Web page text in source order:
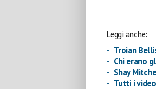
Leggi anche:
Troian
Chi erano
Shay
Tutti i